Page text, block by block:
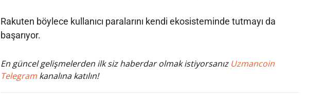
Rakuten böylece kullanıcı paralarını kendi ekosisteminde tutmayı da
başarıyor.
En güncel gelişmelerden ilk siz haberdar olmak istiyorsanız Uzmancoin
Telegram kanalına katılın!